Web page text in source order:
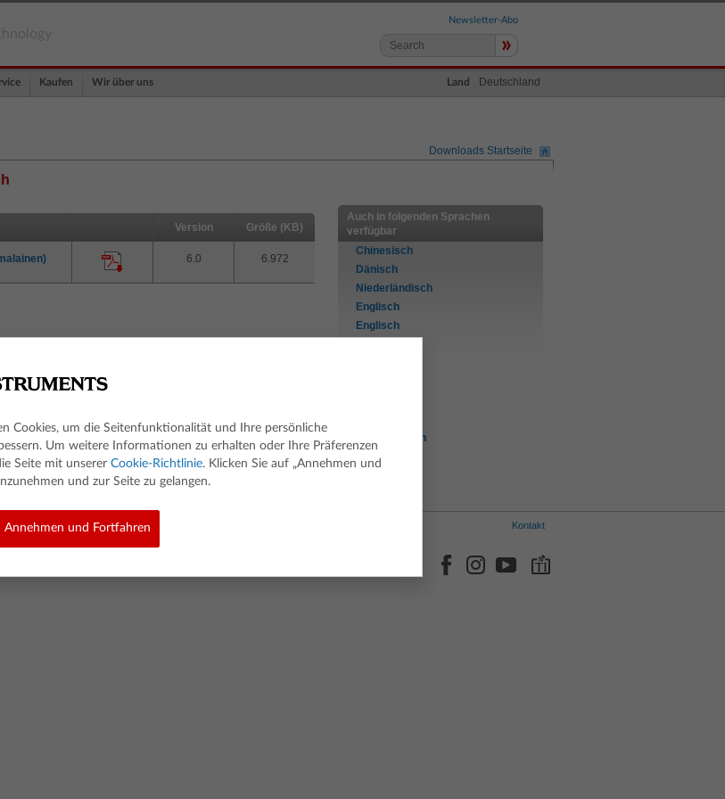
Newsletter-Abo
»
Kaufen Wir über uns Land Deutschland
Downloads Startseite
Version Größe (KB)
6.0 6.972
Auch in folgenden Sprachen
verfügbar
Chinesisch
Dänisch
Niederländisch
Englisch
Englisch
Portugiesisch
Spanisch
Richtlinie Für Softwaredaten Cookie Policy
Kontakt
Cookies, um die Seitenfunktionalität und Ihre persönliche
Um weitere Informationen zu erhalten oder Ihre Präferenzen
Seite mit unserer Cookie-Richtlinie. Klicken Sie auf „Annehmen und
und zur Seite zu gelangen.
Annehmen und Fortfahren